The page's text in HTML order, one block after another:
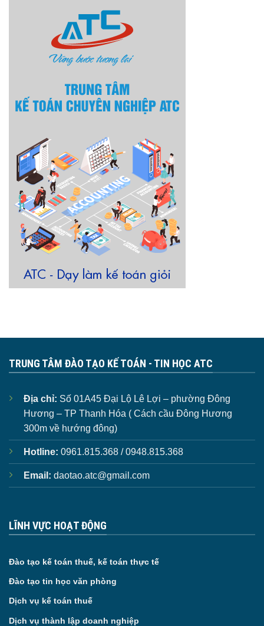
TRUNG TÂM ĐÀO TẠO KẾ TOÁN - TIN HỌC ATC
Địa chỉ: Số 01A45 Đại Lộ Lê Lợi – phường Đông
Hương – TP Thanh Hóa ( Cách cầu Đông Hương
300m về hướng đông)
Hotline: 0961.815.368 / 0948.815.368
Email: daotao.atc@gmail.com
LĨNH VỰC HOẠT ĐỘNG
Đào tạo kế toán thuế, kế toán thực tế
Đào tạo tin học văn phòng
Dịch vụ kế toán thuế
Dịch vụ thành lập doanh nghiệp